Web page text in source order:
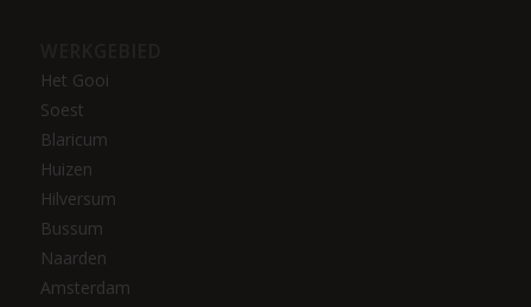
Het Gooi
Soest
Blaricum
Huizen
Hilversum
Bussum
Naarden
Amsterdam